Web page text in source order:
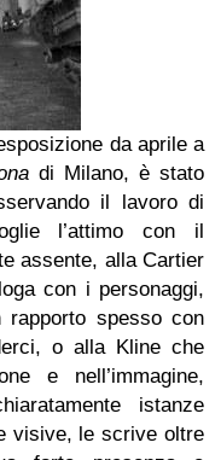
da aprile a
di Milano, è stato
il lavoro di
l’attimo con il
assente, alla Cartier
con i personaggi,
spesso con
o alla Kline che
e nell’immagine,
istanze
visive, le scrive oltre